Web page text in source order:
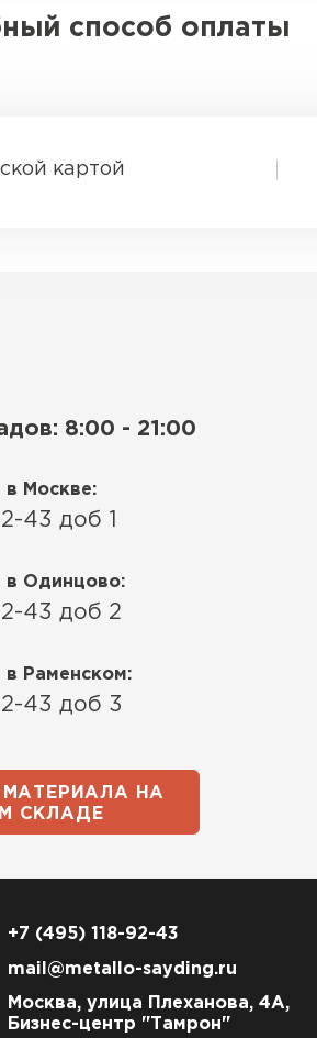
способ оплаты
картой
8:00 - 21:00
в Москве:
43 доб 1
в Одинцово:
43 доб 2
в Раменском:
43 доб 3
НА
СКЛАДЕ
+7 (495) 118-92-43
mail@metallo-sayding.ru
Москва, улица Плеханова, 4А,
Бизнес-центр "Тамрон"